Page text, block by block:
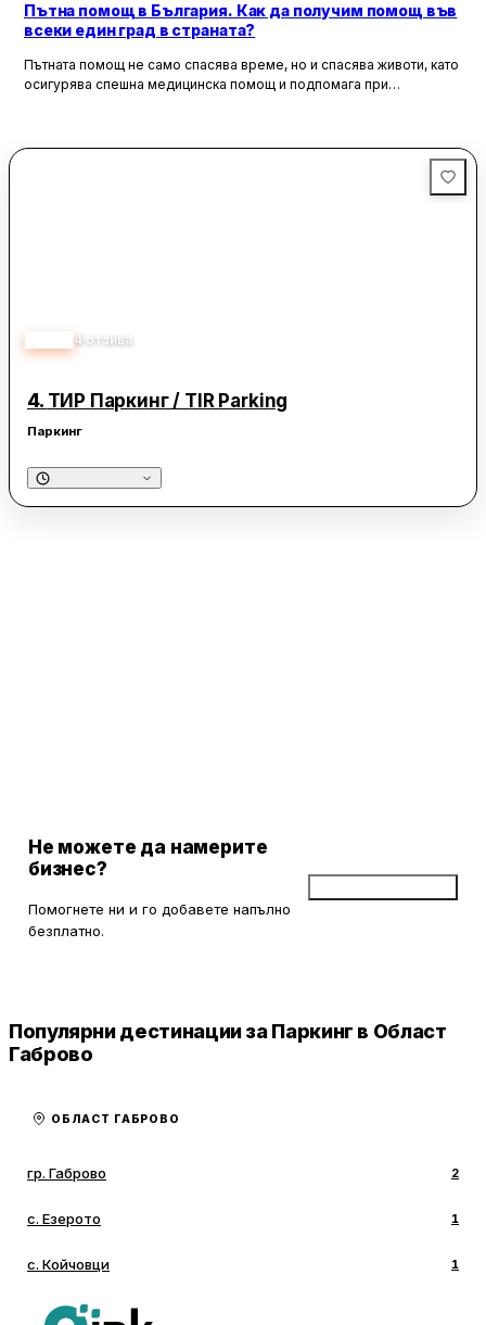
Пътна помощ в България. Как да получим помощ във
всеки един град в страната?
Пътната помощ не само спасява време, но и спасява животи, като
осигурява спешна медицинска помощ и подпомага при
4 отзива
4. ТИР Паркинг / TIR Parking
Паркинг
Не можете да намерите
бизнес?
Помогнете ни и го добавете напълно
безплатно.
Популярни дестинации за Паркинг в Област
Габрово
ОБЛАСТ ГАБРОВО
гр. Габрово 2
с. Езерото 1
с. Койчовци 1